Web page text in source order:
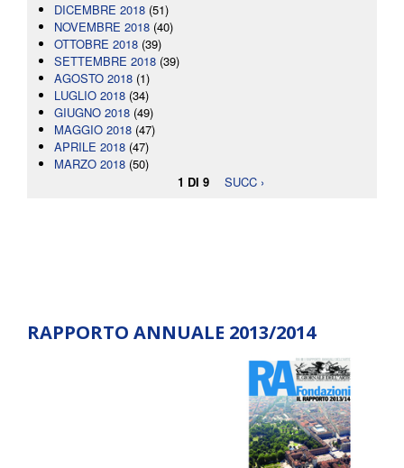
DICEMBRE 2018 (51)
NOVEMBRE 2018 (40)
OTTOBRE 2018 (39)
SETTEMBRE 2018 (39)
AGOSTO 2018 (1)
LUGLIO 2018 (34)
GIUGNO 2018 (49)
MAGGIO 2018 (47)
APRILE 2018 (47)
MARZO 2018 (50)
1 DI 9
SUCC ›
RAPPORTO ANNUALE 2013/2014